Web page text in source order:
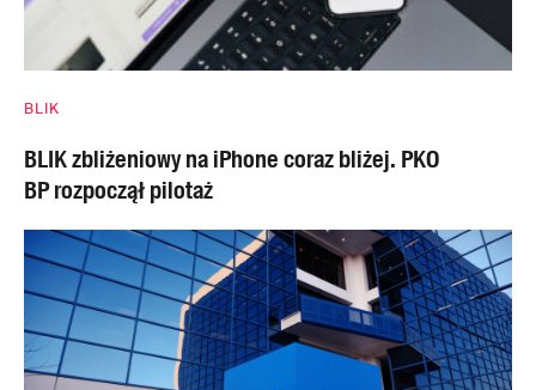
BLIK
BLIK zbliżeniowy na iPhone coraz bliżej. PKO
BP rozpoczął pilotaż